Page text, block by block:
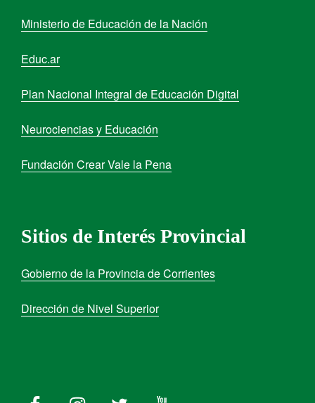
Ministerio de Educación de la Nación
Educ.ar
Plan Nacional Integral de Educación Digital
Neurociencias y Educación
Fundación Crear Vale la Pena
Sitios de Interés Provincial
Gobierno de la Provincia de Corrientes
Dirección de Nivel Superior